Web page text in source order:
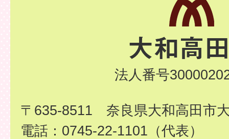
法人番号
〒635-8511 奈良県大和高田市
電話：0745-22-1101（代表）